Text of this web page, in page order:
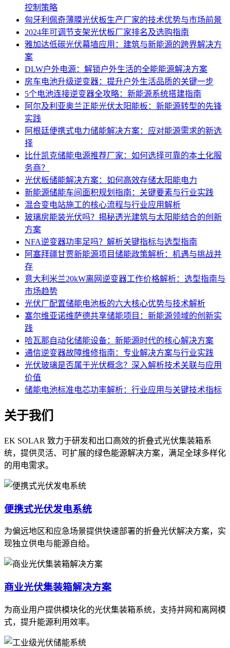
控制策略
匈牙利佩奇薄膜光伏板生产厂家的技术优势与市场前景
2024年可调节支架光伏板厂家排名及选购指南
雅加达低碳光伏幕墙应用：建筑与新能源的跨界解决方
案
DLW户外电源：解锁户外生活的全能能源解决方案
房车电池升级逆变器：提升户外生活品质的关键一步
5个电池连接逆变器全攻略：新能源系统搭建指南
阿尔及利亚奥兰正能光伏太阳能板：新能源转型的先锋
实践
阿根廷便携式电力储能解决方案：应对能源需求的新选
择
比什凯克储能电源推荐厂家：如何选择可靠的本土化服
务商？
光伏板储能解决方案：如何高效存储太阳能电力
新能源储能车间面积规划指南：关键要素与行业实践
混合变电站施工的核心流程与行业应用解析
玻璃房能装光伏吗？揭秘透光建筑与太阳能结合的创新
方案
NFA逆变器功率足吗？解析关键指标与选型指南
阿塞拜疆甘贾新能源项目储能政策解析：机遇与挑战并
存
意大利米兰20kW离网逆变器工作价格解析：选型指南与
市场趋势
光伏厂配置储能电池板的六大核心优势与技术解析
塞尔维亚诺维萨德共享储能项目：新能源领域的创新实
践
哈瓦那自动化储能设备：新能源时代的核心解决方案
通信逆变器故障维修指南：专业解决方案与行业实践
光伏玻璃是否属于光伏概念？深入解析技术关联与应用
价值
储能电池标准电芯功率解析：行业应用与关键技术指标
关于我们
EK SOLAR 致力于研发和出口高效的折叠式光伏集装箱系
统，提供灵活、可扩展的绿色能源解决方案，满足全球多样化
的用电需求。
便携式光伏发电系统
为偏远地区和应急场景提供快速部署的折叠光伏解决方案，实
现独立供电与能源自给。
商业光伏集装箱解决方案
为商业用户提供模块化的光伏集装箱系统，支持并网和离网模
式，提升能源利用效率。